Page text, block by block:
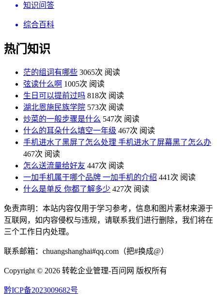
知识问答
综合百科
热门知识
茫的组词有哪些 3065次 阅读
弦读什么啊 1005次 阅读
生日可以提前过吗 818次 阅读
湖北恩施民族学院 573次 阅读
炒菜的一般步骤是什么 547次 阅读
什么的耳朵什么填空一年级 467次 阅读
手机进水了黑屏了怎么处理 手机进水了屏幕黑了怎么办
467次 阅读
怎么送流量给好友 447次 阅读
一加手机属于哪个品牌 一加手机的介绍 441次 阅读
什么是单反 你都了解多少 427次 阅读
免责声明：本站内容仅用于学习参考，信息和图片素材来源于
互联网，如内容侵权与违规，请联系我们进行删除，我们将在
三个工作日内处理。
联系邮箱：chuangshanghai#qq.com（把#换成@）
Copyright © 2026 转乾企业管理-百问网 版权所有
黔ICP备2023009682号